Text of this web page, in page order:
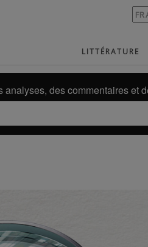
LITTÉRATURE
analyses, des commentaires et